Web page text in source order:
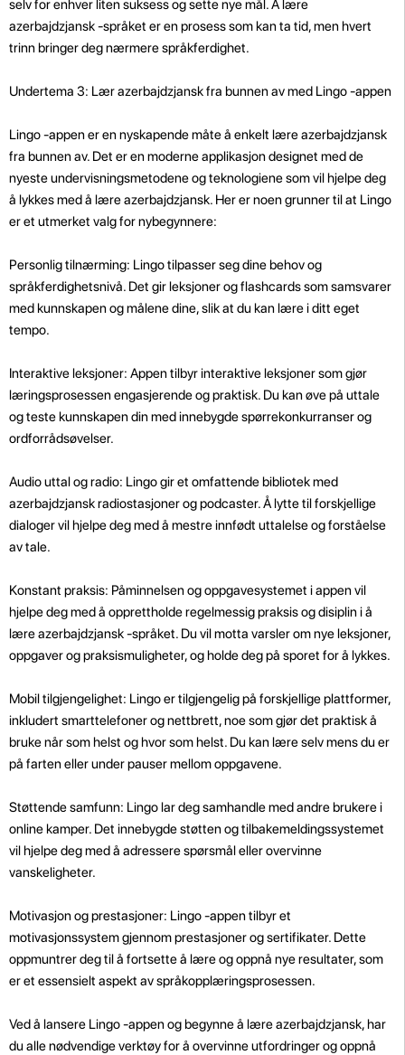
selv for enhver liten suksess og sette nye mål. Å lære
azerbajdzjansk -språket er en prosess som kan ta tid, men hvert
trinn bringer deg nærmere språkferdighet.
Undertema 3: Lær azerbajdzjansk fra bunnen av med Lingo -appen
Lingo -appen er en nyskapende måte å enkelt lære azerbajdzjansk
fra bunnen av. Det er en moderne applikasjon designet med de
nyeste undervisningsmetodene og teknologiene som vil hjelpe deg
å lykkes med å lære azerbajdzjansk. Her er noen grunner til at Lingo
er et utmerket valg for nybegynnere:
Personlig tilnærming: Lingo tilpasser seg dine behov og
språkferdighetsnivå. Det gir leksjoner og flashcards som samsvarer
med kunnskapen og målene dine, slik at du kan lære i ditt eget
tempo.
Interaktive leksjoner: Appen tilbyr interaktive leksjoner som gjør
læringsprosessen engasjerende og praktisk. Du kan øve på uttale
og teste kunnskapen din med innebygde spørrekonkurranser og
ordforrådsøvelser.
Audio uttal og radio: Lingo gir et omfattende bibliotek med
azerbajdzjansk radiostasjoner og podcaster. Å lytte til forskjellige
dialoger vil hjelpe deg med å mestre innfødt uttalelse og forståelse
av tale.
Konstant praksis: Påminnelsen og oppgavesystemet i appen vil
hjelpe deg med å opprettholde regelmessig praksis og disiplin i å
lære azerbajdzjansk -språket. Du vil motta varsler om nye leksjoner,
oppgaver og praksismuligheter, og holde deg på sporet for å lykkes.
Mobil tilgjengelighet: Lingo er tilgjengelig på forskjellige plattformer,
inkludert smarttelefoner og nettbrett, noe som gjør det praktisk å
bruke når som helst og hvor som helst. Du kan lære selv mens du er
på farten eller under pauser mellom oppgavene.
Støttende samfunn: Lingo lar deg samhandle med andre brukere i
online kamper. Det innebygde støtten og tilbakemeldingssystemet
vil hjelpe deg med å adressere spørsmål eller overvinne
vanskeligheter.
Motivasjon og prestasjoner: Lingo -appen tilbyr et
motivasjonssystem gjennom prestasjoner og sertifikater. Dette
oppmuntrer deg til å fortsette å lære og oppnå nye resultater, som
er et essensielt aspekt av språkopplæringsprosessen.
Ved å lansere Lingo -appen og begynne å lære azerbajdzjansk, har
du alle nødvendige verktøy for å overvinne utfordringer og oppnå